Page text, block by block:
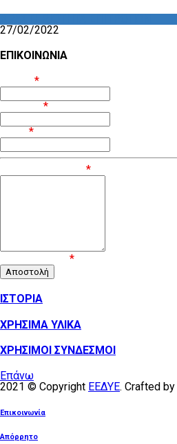
27/02/2022
ΕΠΙΚΟΙΝΩΝΙΑ
*
*
*
*
*
ΙΣΤΟΡΙΑ
ΧΡΗΣΙΜΑ ΥΛΙΚΑ
ΧΡΗΣΙΜΟΙ ΣΥΝΔΕΣΜΟΙ
Επάνω
2021 © Copyright ΕΕΔΥΕ. Crafted by
Επικοινωνία
Απόρρητο